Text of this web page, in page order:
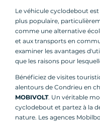
Le véhicule cyclodebout
plus populaire,
comme une alternative
et aux transports en
examiner les avantages
que les raisons pour
Bénéficiez de visites
alentours de Condrieu en
MOBIVOLT. Un véritable
cyclodebout et partez à la
nature. Les agences